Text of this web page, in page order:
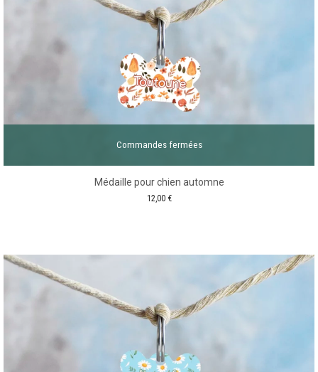
Commandes fermées
Médaille pour chien automne
12,00 €